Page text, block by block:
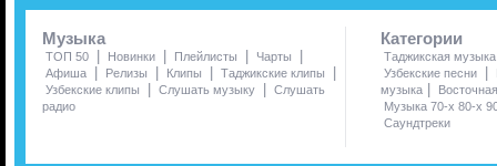
Музыка
ТОП 50 | Новинки | Плейлисты | Чарты |
Афиша | Релизы | Клипы | Таджикские клипы |
Узбекские клипы | Слушать музыку | Слушать
радио
Категории
Таджикская музыка
Узбекские песни
|
музыка |
Музыка 70-х 80-х
Саундтреки